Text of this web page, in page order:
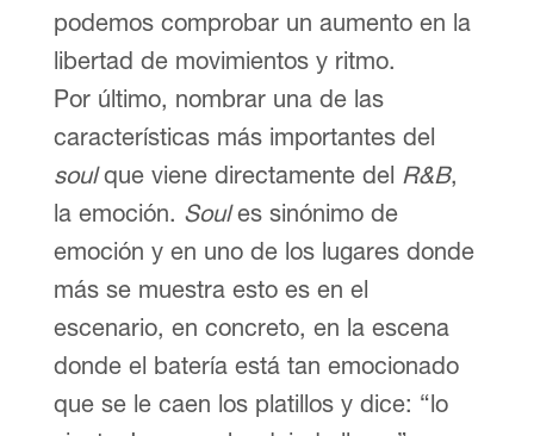
podemos comprobar un aumento en la
libertad de movimientos y ritmo.
Por último, nombrar una de las
características más importantes del
soulque viene directamente del R&B,
la emoción. Soules sinónimo de
emoción y en uno de los lugares donde
más se muestra esto es en el
escenario, en concreto, en la escena
donde el batería está tan emocionado
que se le caen los platillos y dice: “lo